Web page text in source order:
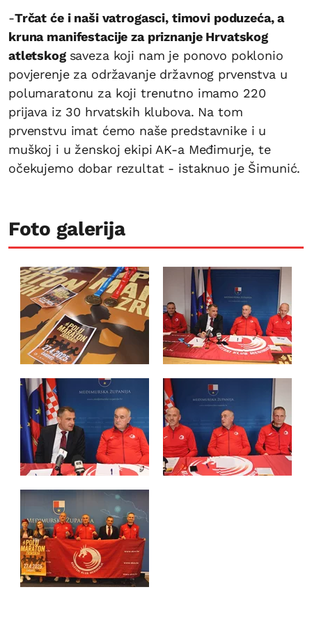
-Trčat će i naši vatrogasci, timovi poduzeća, a
kruna manifestacije za priznanje Hrvatskog
atletskog saveza koji nam je ponovo poklonio
povjerenje za održavanje državnog prvenstva u
polumaratonu za koji trenutno imamo 220
prijava iz 30 hrvatskih klubova. Na tom
prvenstvu imat ćemo naše predstavnike i u
muškoj i u ženskoj ekipi AK-a Međimurje, te
očekujemo dobar rezultat - istaknuo je Šimunić.
Foto galerija